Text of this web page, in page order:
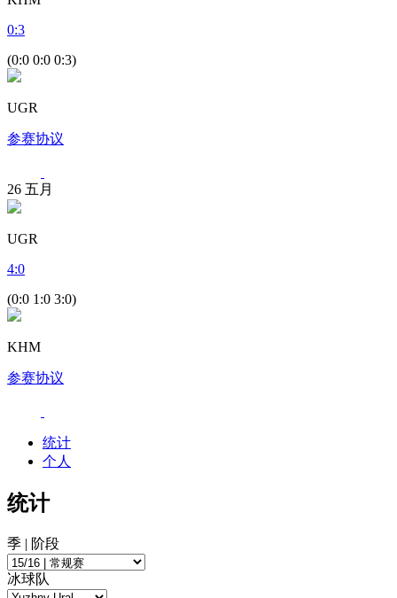
0:3
(0:0 0:0 0:3)
UGR
参赛协议
26 五月
UGR
4:0
(0:0 1:0 3:0)
KHM
参赛协议
统计
个人
统计
季 | 阶段
冰球队